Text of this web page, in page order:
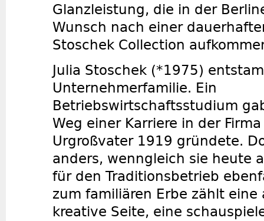
Glanzleistung, die in der
Wunsch nach einer
Stoschek Collection
Julia Stoschek (*1975)
Unternehmerfamilie. Ein
Betriebswirtschaftsstudium
Weg einer Karriere in der
Urgroßvater 1919 gründete.
anders, wenngleich sie heute
für den Traditionsbetrieb
zum familiären Erbe zählt eine
kreative Seite, eine